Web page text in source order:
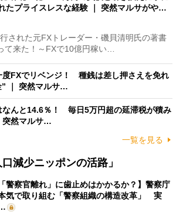
たプライスレスな経験 ｜ 突然マルサがや…
された元FXトレーダー・磯貝清明氏の著書
て来た！～FXで10億円稼い…
度FXでリベンジ！ 種銭は差し押さえを免れ
” ｜ 突然マルサ…
なんと14.6％！ 毎日5万円超の延滞税が積み
突然マルサ…
一覧を見る
減少ニッポンの活路」
「警察官離れ」に歯止めはかかるか？】警察庁
気で取り組む「警察組織の構造改革」 実